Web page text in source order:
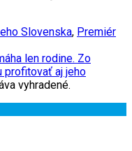
Slovenska, Premiér
len rodine. Zo
profitovať aj jeho
vyhradené.